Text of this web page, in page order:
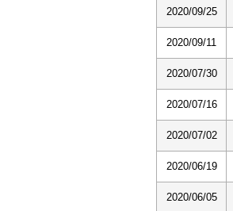
2020/09/25
2020/09/11
2020/07/30
2020/07/16
2020/07/02
2020/06/19
2020/06/05